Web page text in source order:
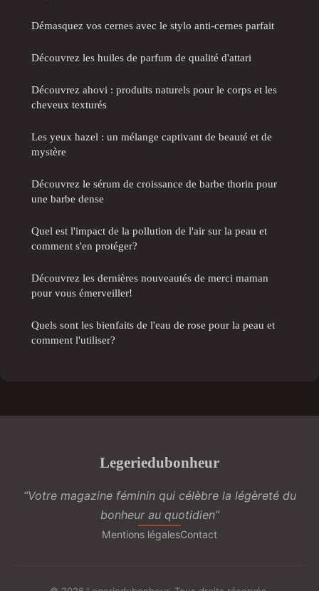
Démasquez vos cernes avec le stylo anti-cernes parfait
Découvrez les huiles de parfum de qualité d'attari
Découvrez ahovi : produits naturels pour le corps et les
cheveux texturés
Les yeux hazel : un mélange captivant de beauté et de
mystère
Découvrez le sérum de croissance de barbe thorin pour
une barbe dense
Quel est l'impact de la pollution de l'air sur la peau et
comment s'en protéger?
Découvrez les dernières nouveautés de merci maman
pour vous émerveiller!
Quels sont les bienfaits de l'eau de rose pour la peau et
comment l'utiliser?
Legeriedubonheur
“Votre magazine féminin qui célèbre la légèreté du
bonheur au quotidien”
Mentions légalesContact